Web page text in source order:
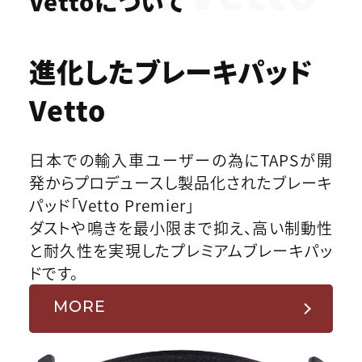
進化したブレーキパッド
Vetto
日本での輸入車ユーザーの為にTAPSが開
発からプロデュースし製品化されたブレーキ
パッド「Vetto Premier」
ダストや鳴きを最小限まで抑え、高い制動性
と耐久性を実現したプレミアムブレーキパッ
ドです。
MORE